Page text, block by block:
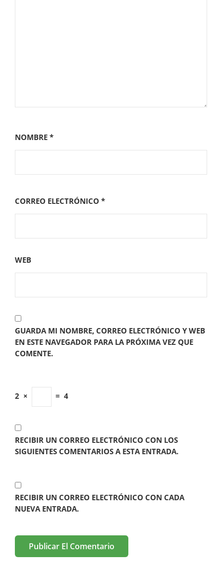
NOMBRE *
CORREO ELECTRÓNICO *
WEB
GUARDA MI NOMBRE, CORREO ELECTRÓNICO Y WEB
EN ESTE NAVEGADOR PARA LA PRÓXIMA VEZ QUE
COMENTE.
2 × = 4
RECIBIR UN CORREO ELECTRÓNICO CON LOS
SIGUIENTES COMENTARIOS A ESTA ENTRADA.
RECIBIR UN CORREO ELECTRÓNICO CON CADA
NUEVA ENTRADA.